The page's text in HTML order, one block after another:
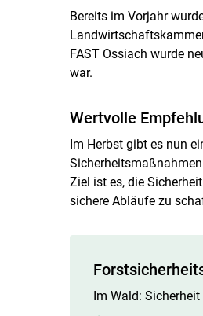
Bereits im Vorjahr
FAST Ossiach wurde
war.
Wertvolle
Im Herbst gibt es nun
Ziel ist es, die
sichere Abläufe zu
Im Wald: